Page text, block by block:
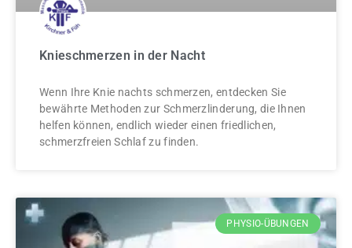
Knieschmerzen in der Nacht
Wenn Ihre Knie nachts schmerzen, entdecken Sie
bewährte Methoden zur Schmerzlinderung, die Ihnen
helfen können, endlich wieder einen friedlichen,
schmerzfreien Schlaf zu finden.
PHYSIO-ÜBUNGEN